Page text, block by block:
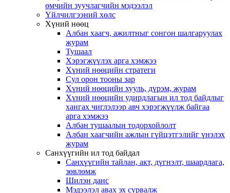
өмчийн зуучлагчийн мэдээлэл
Үйлчилгээний хөлс
Хүний нөөц
Албан хаагч, ажилтныг сонгон шалгаруулах
журам
Тушаал
Хэрэгжүүлэх арга хэмжээ
Хүний нөөцийн стратеги
Сул орон тооны зар
Хүний нөөцийн хууль, дүрэм, журам
Хүний нөөцийн удирдлагын ил тод байдлыг
хангах чиглэлээр авч хэрэгжүүлж байгаа
арга хэмжээ
Албан тушаалын тодорхойлолт
Албан хаагчийн ажлын гүйцэтгэлийг үнэлэх
журам
Санхүүгийн ил тод байдал
Санхүүгийн тайлан, акт, дүгнэлт, шаардлага,
зөвлөмж
Шилэн данс
Мэдээлэл авах эх сурвалж